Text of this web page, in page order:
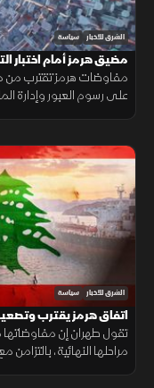
الشرق للأخبار سياسة
مضيق هرمز أمام اختبار
مفاوضات هرمز تقترب من
على رسوم العبور وإدارة
الشرق للأخبار سياسة
اتفاق هرمز يقترب
تقول طهران إن
مراحلها النهائية،